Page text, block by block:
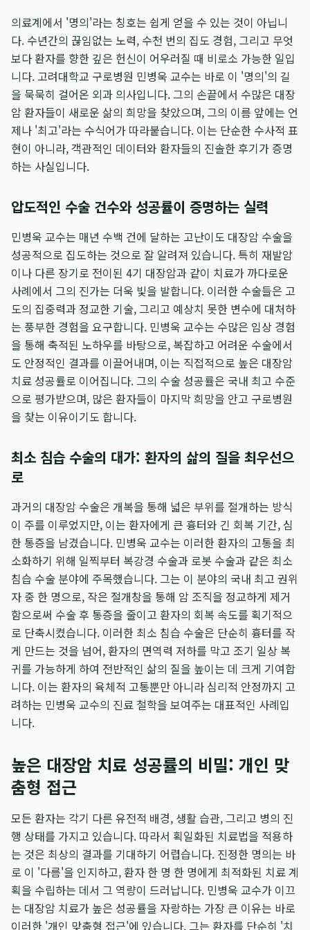
의료계에서 '명의'라는 칭호는 쉽게 얻을 수 있는 것이 아닙니
다. 수년간의 끊임없는 노력, 수천 번의 집도 경험, 그리고 무엇
보다 환자를 향한 깊은 헌신이 어우러질 때 비로소 가능한 일입
니다. 고려대학교 구로병원 민병욱 교수는 바로 이 '명의'의 길
을 묵묵히 걸어온 외과 의사입니다. 그의 손끝에서 수많은 대장
암 환자들이 새로운 삶의 희망을 찾았으며, 그의 이름 앞에는 언
제나 '최고'라는 수식어가 따라붙습니다. 이는 단순한 수사적 표
현이 아니라, 객관적인 데이터와 환자들의 진솔한 후기가 증명
하는 사실입니다.
압도적인 수술 건수와 성공률이 증명하는 실력
민병욱 교수는 매년 수백 건에 달하는 고난이도 대장암 수술을
성공적으로 집도하는 것으로 잘 알려져 있습니다. 특히 재발암
이나 다른 장기로 전이된 4기 대장암과 같이 치료가 까다로운
사례에서 그의 진가는 더욱 빛을 발합니다. 이러한 수술들은 고
도의 집중력과 정교한 기술, 그리고 예상치 못한 변수에 대처하
는 풍부한 경험을 요구합니다. 민병욱 교수는 수많은 임상 경험
을 통해 축적된 노하우를 바탕으로, 복잡하고 어려운 수술에서
도 안정적인 결과를 이끌어내며, 이는 직접적으로 높은 대장암
치료 성공률로 이어집니다. 그의 수술 성공률은 국내 최고 수준
으로 평가받으며, 많은 환자들이 마지막 희망을 안고 구로병원
을 찾는 이유이기도 합니다.
최소 침습 수술의 대가: 환자의 삶의 질을 최우선으
로
과거의 대장암 수술은 개복을 통해 넓은 부위를 절개하는 방식
이 주를 이루었지만, 이는 환자에게 큰 흉터와 긴 회복 기간, 심
한 통증을 남겼습니다. 민병욱 교수는 이러한 환자의 고통을 최
소화하기 위해 일찍부터 복강경 수술과 로봇 수술과 같은 최소
침습 수술 분야에 주목했습니다. 그는 이 분야의 국내 최고 권위
자 중 한 명으로, 작은 절개창을 통해 암 조직을 정교하게 제거
함으로써 수술 후 통증을 줄이고 환자의 회복 속도를 획기적으
로 단축시켰습니다. 이러한 최소 침습 수술은 단순히 흉터를 작
게 만드는 것을 넘어, 환자의 면역력 저하를 막고 조기 일상 복
귀를 가능하게 하여 전반적인 삶의 질을 높이는 데 크게 기여합
니다. 이는 환자의 육체적 고통뿐만 아니라 심리적 안정까지 고
려하는 민병욱 교수의 진료 철학을 보여주는 대표적인 사례입
니다.
높은 대장암 치료 성공률의 비밀: 개인 맞
춤형 접근
모든 환자는 각기 다른 유전적 배경, 생활 습관, 그리고 병의 진
행 상태를 가지고 있습니다. 따라서 획일화된 치료법을 적용하
는 것은 최상의 결과를 기대하기 어렵습니다. 진정한 명의는 바
로 이 '다름'을 인지하고, 환자 한 명 한 명에게 최적화된 치료 계
획을 수립하는 데서 그 역량이 드러납니다. 민병욱 교수가 이끄
는 대장암 치료가 높은 성공률을 자랑하는 가장 큰 이유는 바로
이러한 '개인 맞춤형 접근'에 있습니다. 그는 환자를 단순히 '치